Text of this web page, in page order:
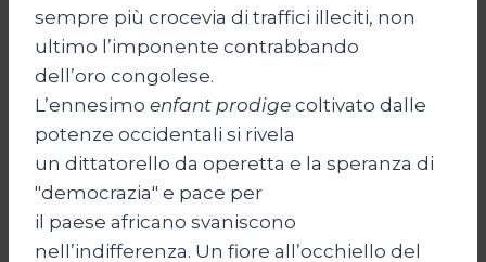
sempre più crocevia di traffici illeciti, non
ultimo l’imponente contrabbando
dell’oro congolese.
L’ennesimo enfant prodige coltivato dalle
potenze occidentali si rivela
un dittatorello da operetta e la speranza di
"democrazia" e pace per
il paese africano svaniscono
nell’indifferenza. Un fiore all’occhiello del